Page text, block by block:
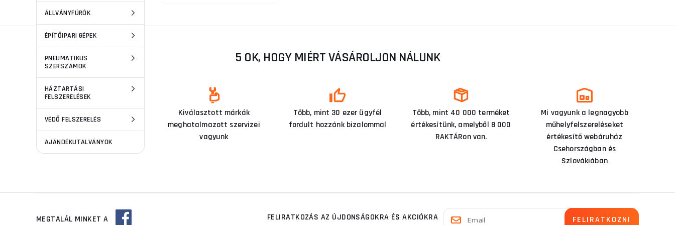
ÁLLVÁNYFÚRÓK
ÉPÍTŐIPARI GÉPEK
PNEUMATIKUS
SZERSZÁMOK
HÁZTARTÁSI
FELSZERELÉSEK
VÉDŐ FELSZERELÉS
AJÁNDÉKUTALVÁNYOK
5 OK, HOGY MIÉRT VÁSÁROLJON NÁLUNK
éve tevékenykedünk
Kiválasztott márkák
meghatalmazott szervizei
vagyunk
Több, mint 30 ezer ügyfél
fordult hozzánk bizalommal
Több, mint 40 000 terméket
értékesítünk, amelyből 8 000
RAKTÁRon van.
Mi vagyunk a legnagyobb
műhelyfelszereléseket
értékesítő webáruház
Csehországban és
Szlovákiában
MEGTALÁL MINKET A FELIRATKOZÁS AZ ÚJDONSÁGOKRA ÉS AKCIÓKRA